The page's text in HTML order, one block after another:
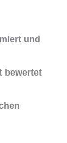
und
bewertet